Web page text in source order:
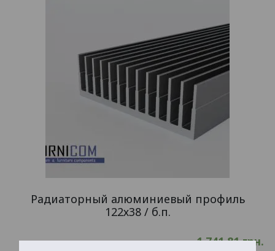
Радиаторный алюминиевый профиль
122х38 / б.п.
1,741.81грн.